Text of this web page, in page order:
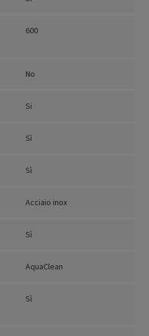
600
No
Si
Sì
Sì
Acciaio inox
Sì
AquaClean
Sì